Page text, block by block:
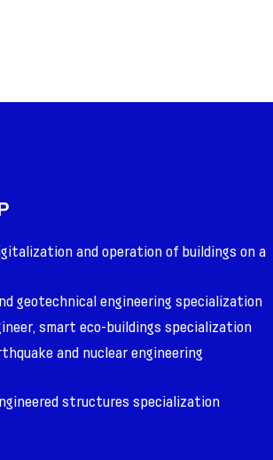
and operation of buildings on a
geotechnical engineering specialization
smart eco-buildings specialization
and nuclear engineering
structures specialization